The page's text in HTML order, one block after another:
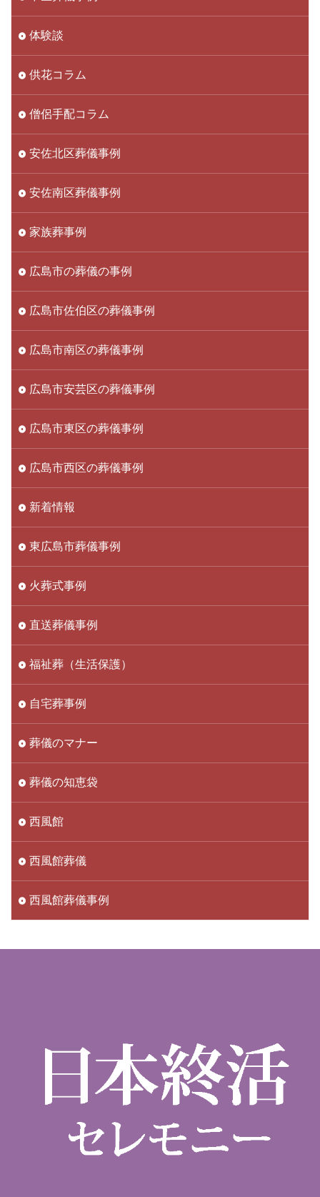
体験談
供花コラム
僧侶手配コラム
安佐北区葬儀事例
安佐南区葬儀事例
家族葬事例
広島市の葬儀の事例
広島市佐伯区の葬儀事例
広島市南区の葬儀事例
広島市安芸区の葬儀事例
広島市東区の葬儀事例
広島市西区の葬儀事例
新着情報
東広島市葬儀事例
火葬式事例
直送葬儀事例
福祉葬（生活保護）
自宅葬事例
葬儀のマナー
葬儀の知恵袋
西風館
西風館葬儀
西風館葬儀事例